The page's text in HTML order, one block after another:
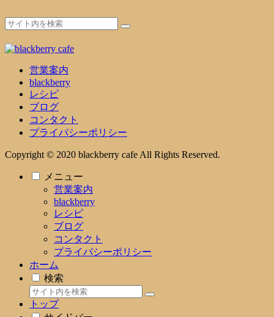
営業案内
blackberry
レシピ
ブログ
コンタクト
プライバシーポリシー
Copyright © 2020 blackberry cafe All Rights Reserved.
メニュー
営業案内
blackberry
レシピ
ブログ
コンタクト
プライバシーポリシー
ホーム
検索
トップ